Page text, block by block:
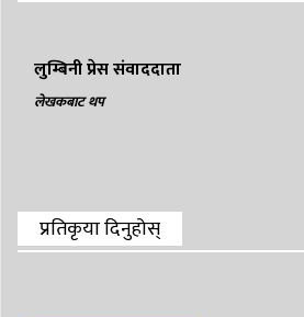
लुम्बिनी प्रेस संवाददाता
लेखकबाट थप
प्रतिकृया दिनुहोस्